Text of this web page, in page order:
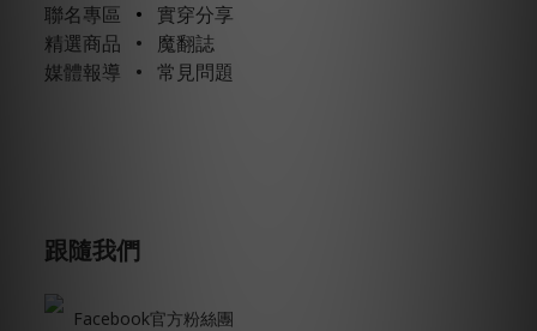
聯名專區 •
實穿分享
精選商品 •
魔翻誌
媒體報導
• 常見問題
跟隨我們
Facebook官方粉絲團